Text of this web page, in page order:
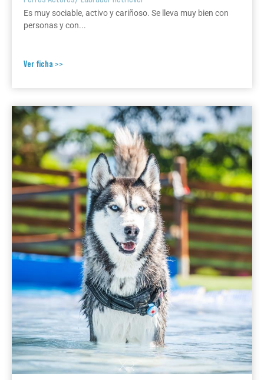
Es muy sociable, activo y cariñoso. Se lleva muy bien con
personas y con...
Ver ficha >>